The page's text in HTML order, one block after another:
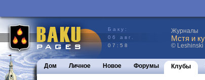
Баку:
06 авг.
07:58
Журналы
Мстя и
© Leshinski
Дом Личное Новое Форумы Клубы